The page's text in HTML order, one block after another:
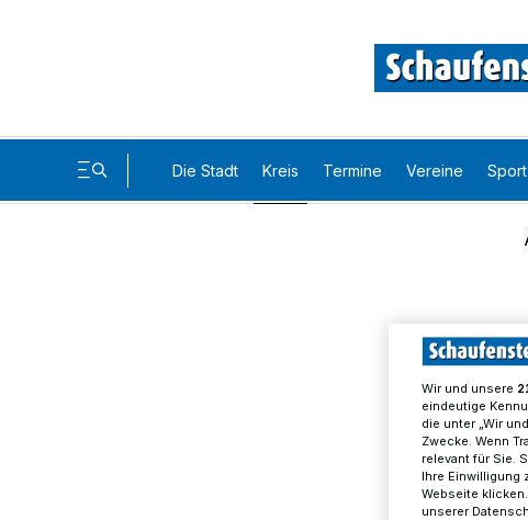
Die Stadt Kreis Termine Vereine Sport
Wir und unsere
eindeutige
die unter „Wir
Zwecke. Wenn
relevant für Sie.
Ihre Einwilligung
Webseite
unserer